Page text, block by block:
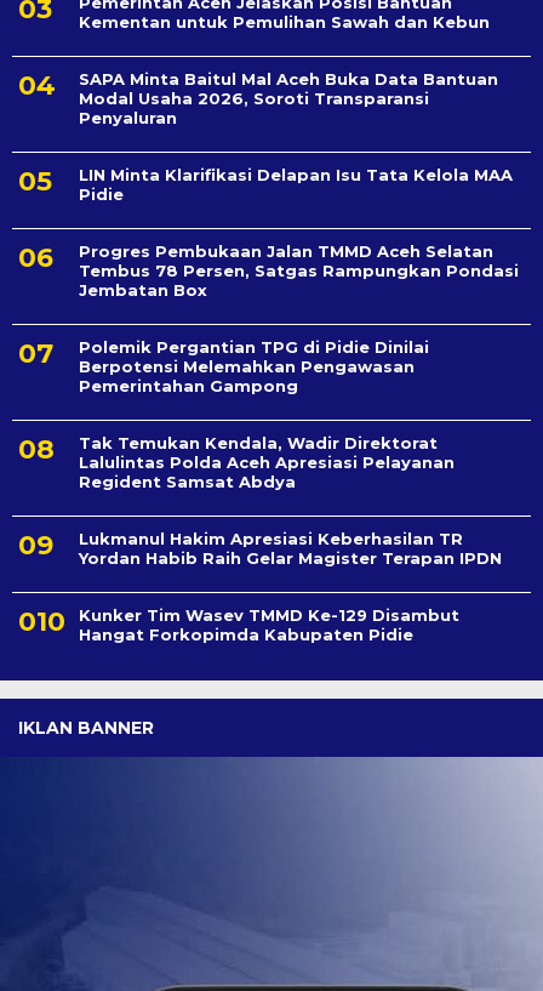
Kementan untuk Pemulihan Sawah dan Kebun
SAPA Minta Baitul Mal Aceh Buka Data Bantuan
Modal Usaha 2026, Soroti Transparansi
Penyaluran
LIN Minta Klarifikasi Delapan Isu Tata Kelola MAA
Pidie
Progres Pembukaan Jalan TMMD Aceh Selatan
Tembus 78 Persen, Satgas Rampungkan Pondasi
Jembatan Box
Polemik Pergantian TPG di Pidie Dinilai
Berpotensi Melemahkan Pengawasan
Pemerintahan Gampong
Tak Temukan Kendala, Wadir Direktorat
Lalulintas Polda Aceh Apresiasi Pelayanan
Regident Samsat Abdya
Lukmanul Hakim Apresiasi Keberhasilan TR
Yordan Habib Raih Gelar Magister Terapan IPDN
Kunker Tim Wasev TMMD Ke-129 Disambut
Hangat Forkopimda Kabupaten Pidie
IKLAN BANNER